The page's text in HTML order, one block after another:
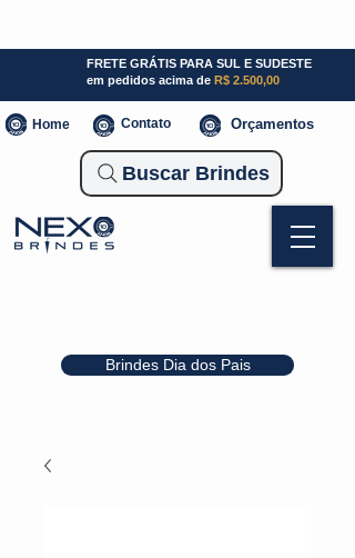
Brindes Dia dos Pais
FRETE GRÁTIS PARA SUL E SUDESTE
em pedidos acima de R$ 2.500,00
Home Contato Orçamentos
Buscar Brindes